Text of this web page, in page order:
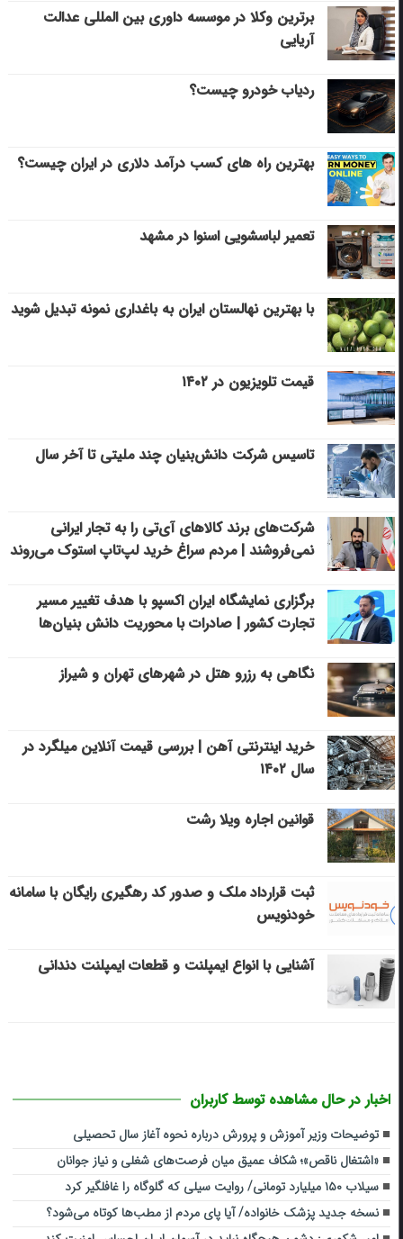
برترین وکلا در موسسه داوری بین المللی عدالت
آریایی
ردیاب خودرو چیست؟
بهترین راه های کسب درآمد دلاری در ایران چیست؟
تعمیر لباسشویی اسنوا در مشهد
با بهترین نهالستان ایران به باغداری نمونه تبدیل شوید
قیمت تلویزیون در ۱۴۰۲
تاسیس شرکت دانش‌بنیان چند ملیتی تا آخر سال
شرکت‌های برند کالاهای آی‌تی را به تجار ایرانی
نمی‌فروشند | مردم سراغ خرید لپ‌تاپ استوک می‌روند
برگزاری نمایشگاه ایران اکسپو با هدف تغییر مسیر
تجارت کشور | صادرات با محوریت دانش بنیان‌ها
نگاهی به رزرو هتل در شهرهای تهران و شیراز
خرید اینترنتی آهن | بررسی قیمت آنلاین میلگرد در
سال ۱۴۰۲
قوانین اجاره ویلا رشت
ثبت قرارداد ملک و صدور کد رهگیری رایگان با سامانه
خودنویس
آشنایی با انواع ایمپلنت و قطعات ایمپلنت دندانی
اخبار در حال مشاهده توسط کاربران
توضیحات وزیر آموزش و پرورش درباره نحوه آغاز سال تحصیلی
«اشتغال ناقص»؛ شکاف عمیق میان فرصت‌های شغلی و نیاز جوانان
سیلاب ۱۵۰ میلیارد تومانی/ روایت سیلی که گلوگاه را غافلگیر کرد
نسخه جدید پزشک خانواده/ آیا پای مردم از مطب‌ها‌ کوتاه می‌شود؟